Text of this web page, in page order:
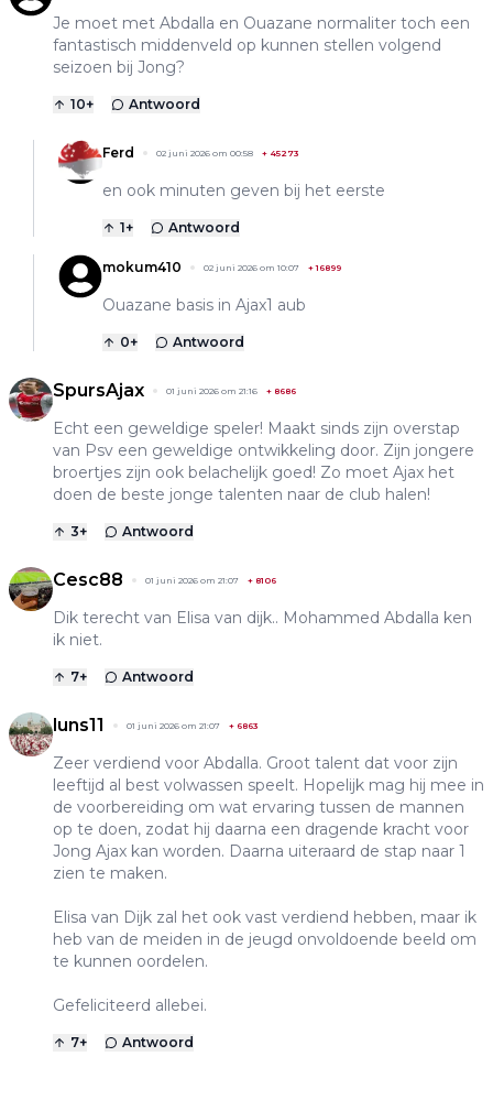
Je moet met Abdalla en Ouazane normaliter toch een
fantastisch middenveld op kunnen stellen volgend
seizoen bij Jong?
10+ Antwoord
Ferd 02 juni 2026 om 00:58 + 45273
en ook minuten geven bij het eerste
1+ Antwoord
mokum410 02 juni 2026 om 10:07 +16899
Ouazane basis in Ajax1 aub
0+ Antwoord
SpursAjax 01 juni 2026 om 21:16 + 8686
Echt een geweldige speler! Maakt sinds zijn overstap
van Psv een geweldige ontwikkeling door. Zijn jongere
broertjes zijn ook belachelijk goed! Zo moet Ajax het
doen de beste jonge talenten naar de club halen!
3+ Antwoord
Cesc88 01 juni 2026 om 21:07 + 8106
Dik terecht van Elisa van dijk.. Mohammed Abdalla ken
ik niet.
7+ Antwoord
luns11 01 juni 2026 om 21:07 + 6863
Zeer verdiend voor Abdalla. Groot talent dat voor zijn
leeftijd al best volwassen speelt. Hopelijk mag hij mee in
de voorbereiding om wat ervaring tussen de mannen
op te doen, zodat hij daarna een dragende kracht voor
Jong Ajax kan worden. Daarna uiteraard de stap naar 1
zien te maken.
Elisa van Dijk zal het ook vast verdiend hebben, maar ik
heb van de meiden in de jeugd onvoldoende beeld om
te kunnen oordelen.
Gefeliciteerd allebei.
7+ Antwoord